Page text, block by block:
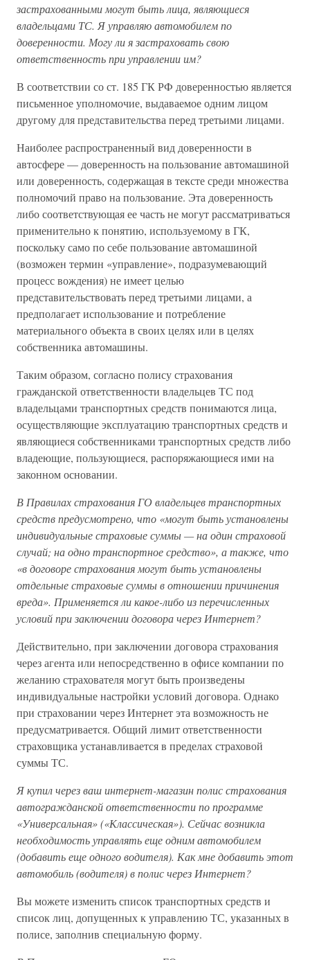
застрахованными могут быть лица, являющиеся
владельцами ТС. Я управляю автомобилем по
доверенности. Могу ли я застраховать свою
ответственность при управлении им?
В соответствии со ст. 185 ГК РФ доверенностью является
письменное уполномочие, выдаваемое одним лицом
другому для представительства перед третьими лицами.
Наиболее распространенный вид доверенности в
автосфере — доверенность на пользование автомашиной
или доверенность, содержащая в тексте среди множества
полномочий право на пользование. Эта доверенность
либо соответствующая ее часть не могут рассматриваться
применительно к понятию, используемому в ГК,
поскольку само по себе пользование автомашиной
(возможен термин «управление», подразумевающий
процесс вождения) не имеет целью
представительствовать перед третьими лицами, а
предполагает использование и потребление
материального объекта в своих целях или в целях
собственника автомашины.
Таким образом, согласно полису страхования
гражданской ответственности владельцев ТС под
владельцами транспортных средств понимаются лица,
осуществляющие эксплуатацию транспортных средств и
являющиеся собственниками транспортных средств либо
владеющие, пользующиеся, распоряжающиеся ими на
законном основании.
В Правилах страхования ГО владельцев транспортных
средств предусмотрено, что «могут быть установлены
индивидуальные страховые суммы — на один страховой
случай; на одно транспортное средство», а также, что
«в договоре страхования могут быть установлены
отдельные страховые суммы в отношении причинения
вреда». Применяется ли какое-либо из перечисленных
условий при заключении договора через Интернет?
Действительно, при заключении договора страхования
через агента или непосредственно в офисе компании по
желанию страхователя могут быть произведены
индивидуальные настройки условий договора. Однако
при страховании через Интернет эта возможность не
предусматривается. Общий лимит ответственности
страховщика устанавливается в пределах страховой
суммы ТС.
Я купил через ваш интернет-магазин полис страхования
автогражданской ответственности по программе
«Универсальная» («Классическая»). Сейчас возникла
необходимость управлять еще одним автомобилем
(добавить еще одного водителя). Как мне добавить этот
автомобиль (водителя) в полис через Интернет?
Вы можете изменить список транспортных средств и
список лиц, допущенных к управлению ТС, указанных в
полисе, заполнив специальную форму.